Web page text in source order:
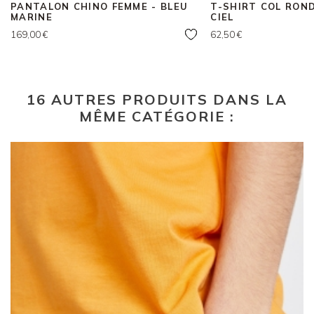
PANTALON CHINO FEMME - BLEU
MARINE
Prix
169,00 €
T-SHIRT COL
CIEL
Prix
62,50 €
16 AUTRES PRODUITS DANS LA
MÊME CATÉGORIE :